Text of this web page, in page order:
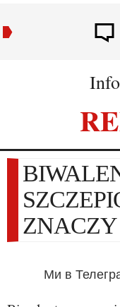
BIWALENTNA
ZNACZY
Ми в